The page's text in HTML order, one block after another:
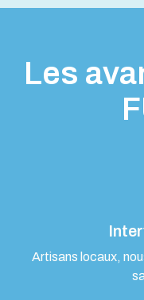
Les
Artisans locaux,